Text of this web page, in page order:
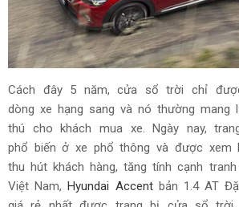
Cách đây 5 năm, cửa sổ trời chỉ
dòng xe hạng sang và nó thường mang
thú cho khách mua xe. Ngày nay,
phổ biến ở xe phổ thông và được xem
thu hút khách hàng, tăng tính cạnh
Việt Nam,Hyundai Accentbản 1.4 AT